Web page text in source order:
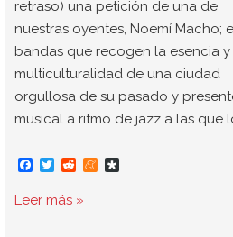
retraso) una petición de una de
nuestras oyentes, Noemí Macho;
bandas que recogen la esencia y
multiculturalidad de una ciudad
orgullosa de su pasado y
musical a ritmo de jazz a las que
F
c
e
T
i
t
R
d
M
Leer más »